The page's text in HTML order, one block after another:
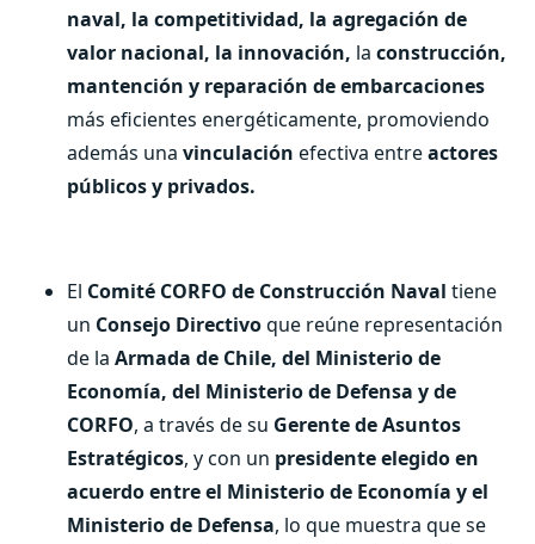
naval, la competitividad, la agregación de
valor nacional, la innovación, la construcción,
mantención y reparación de embarcaciones
más eficientes energéticamente, promoviendo
además una vinculación efectiva entreactores
públicos y privados.
El Comité CORFO de Construcción Naval tiene
un Consejo Directivoque reúne representación
de la Armada de Chile, del Ministerio de
Economía, del Ministerio de Defensa y de
CORFO, a través de su Gerente de Asuntos
Estratégicos, y con un presidente elegido en
acuerdo entre el Ministerio de Economía y el
Ministerio de Defensa, lo que muestra que se